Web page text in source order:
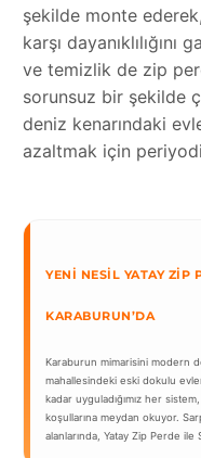
şekilde monte
karşı dayanıklılığını
ve temizlik de zip
sorunsuz bir şekilde
deniz kenarındaki
azaltmak için
YENI NESIL YATAY ZIP
KARABURUN’DA
Karaburun mimarisini modern
mahallesindeki eski dokulu
kadar uyguladığımız her
koşullarına meydan okuyor.
alanlarında, Yatay Zip Perde